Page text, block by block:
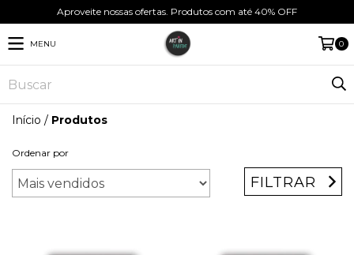
Aproveite nossas ofertas. Produtos com até 40% OFF
MENU 0
Início / Produtos
Ordenar por
FILTRAR